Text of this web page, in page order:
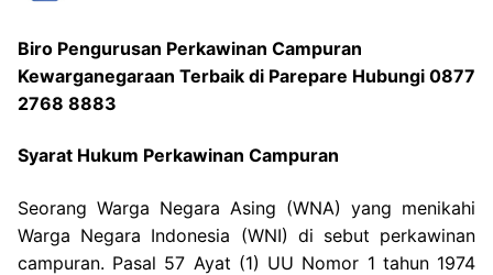
Biro Pengurusan Perkawinan Campuran
Kewarganegaraan Terbaik di Parepare Hubungi 0877
2768 8883
Syarat Hukum Perkawinan Campuran
Seorang Warga Negara Asing (WNA) yang menikahi
Warga Negara Indonesia (WNI) di sebut perkawinan
campuran. Pasal 57 Ayat (1) UU Nomor 1 tahun 1974